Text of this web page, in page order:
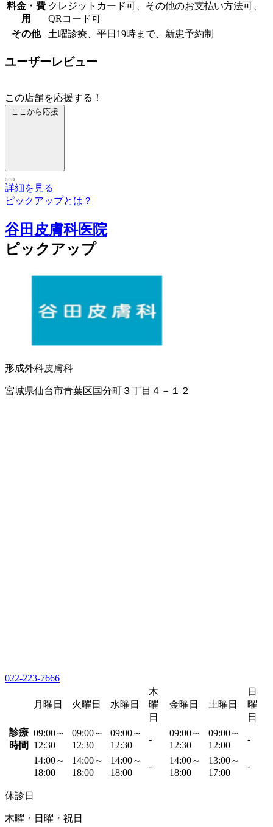
料金・費
用
クレジットカード可、その他のお支払い方法可、
QRコード可
その他
土曜診療、平日19時まで、新患予約制
ユーザーレビュー
この店舗を応援する！
ここから応援
詳細を見る
ピックアップとは？
谷田皮膚科医院
ピックアップ
形成外科皮膚科
宮城県仙台市青葉区国分町３丁目４－１２
022-223-7666
月曜日 火曜日 水曜日
木
曜
日
金曜日 土曜日
日
曜
日
診療
時間
09:00～
12:30
09:00～
12:30
09:00～
12:30
-
09:00～
12:30
09:00～
12:00
-
14:00～
18:00
14:00～
18:00
14:00～
18:00
-
14:00～
18:00
13:00～
17:00
-
休診日
木曜・日曜・祝日